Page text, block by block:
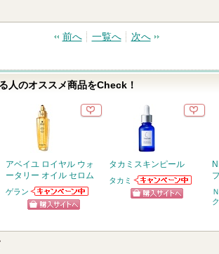
前へ 一覧へ 次へ
人のオススメ商品をCheck！
アベイユ ロイヤル ウォ
ータリー オイル セロム
ゲラン
ゲランからのお
知らせがありま
タカミスキンピール
タカミ
タカミからのお
知らせがありま